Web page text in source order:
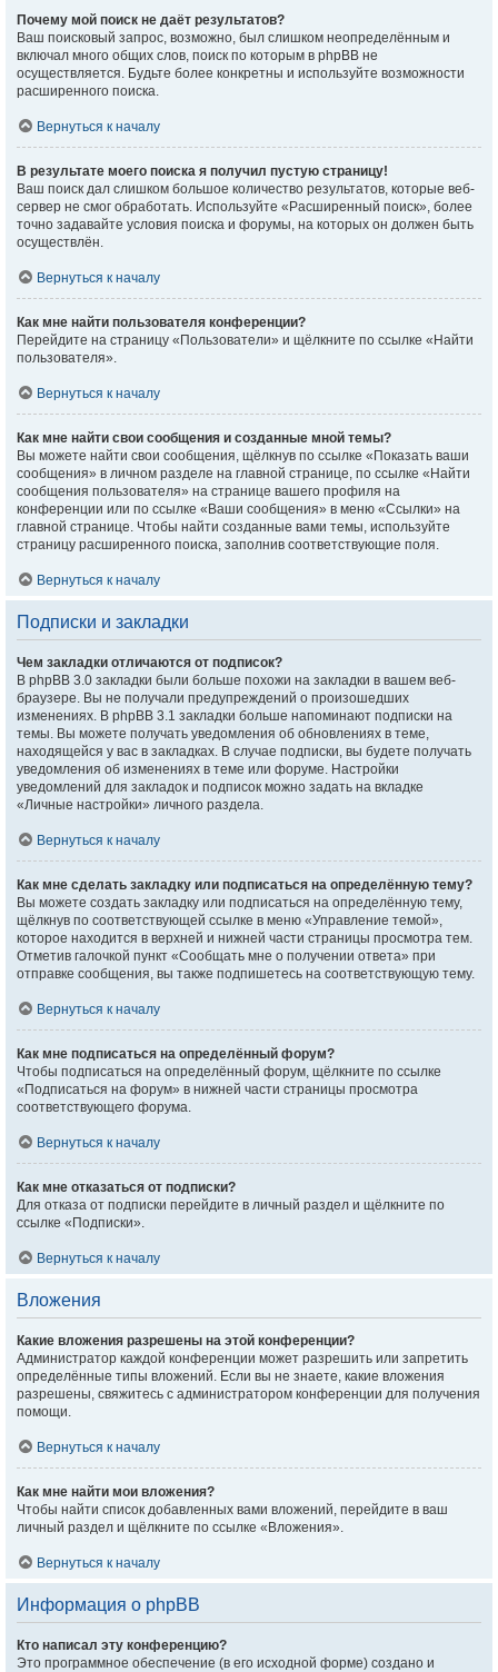
Почему мой поиск не даёт результатов?
Ваш поисковый запрос, возможно, был слишком неопределённым и
включал много общих слов, поиск по которым в phpBB не
осуществляется. Будьте более конкретны и используйте возможности
расширенного поиска.
Вернуться к началу
В результате моего поиска я получил пустую страницу!
Ваш поиск дал слишком большое количество результатов, которые веб-
сервер не смог обработать. Используйте «Расширенный поиск», более
точно задавайте условия поиска и форумы, на которых он должен быть
осуществлён.
Вернуться к началу
Как мне найти пользователя конференции?
Перейдите на страницу «Пользователи» и щёлкните по ссылке «Найти
пользователя».
Вернуться к началу
Как мне найти свои сообщения и созданные мной темы?
Вы можете найти свои сообщения, щёлкнув по ссылке «Показать ваши
сообщения» в личном разделе на главной странице, по ссылке «Найти
сообщения пользователя» на странице вашего профиля на
конференции или по ссылке «Ваши сообщения» в меню «Ссылки» на
главной странице. Чтобы найти созданные вами темы, используйте
страницу расширенного поиска, заполнив соответствующие поля.
Вернуться к началу
Подписки и закладки
Чем закладки отличаются от подписок?
В phpBB 3.0 закладки были больше похожи на закладки в вашем веб-
браузере. Вы не получали предупреждений о произошедших
изменениях. В phpBB 3.1 закладки больше напоминают подписки на
темы. Вы можете получать уведомления об обновлениях в теме,
находящейся у вас в закладках. В случае подписки, вы будете получать
уведомления об изменениях в теме или форуме. Настройки
уведомлений для закладок и подписок можно задать на вкладке
«Личные настройки» личного раздела.
Вернуться к началу
Как мне сделать закладку или подписаться на определённую тему?
Вы можете создать закладку или подписаться на определённую тему,
щёлкнув по соответствующей ссылке в меню «Управление темой»,
которое находится в верхней и нижней части страницы просмотра тем.
Отметив галочкой пункт «Сообщать мне о получении ответа» при
отправке сообщения, вы также подпишетесь на соответствующую тему.
Вернуться к началу
Как мне подписаться на определённый форум?
Чтобы подписаться на определённый форум, щёлкните по ссылке
«Подписаться на форум» в нижней части страницы просмотра
соответствующего форума.
Вернуться к началу
Как мне отказаться от подписки?
Для отказа от подписки перейдите в личный раздел и щёлкните по
ссылке «Подписки».
Вернуться к началу
Вложения
Какие вложения разрешены на этой конференции?
Администратор каждой конференции может разрешить или запретить
определённые типы вложений. Если вы не знаете, какие вложения
разрешены, свяжитесь с администратором конференции для получения
помощи.
Вернуться к началу
Как мне найти мои вложения?
Чтобы найти список добавленных вами вложений, перейдите в ваш
личный раздел и щёлкните по ссылке «Вложения».
Вернуться к началу
Информация о phpBB
Кто написал эту конференцию?
Это программное обеспечение (в его исходной форме) создано и